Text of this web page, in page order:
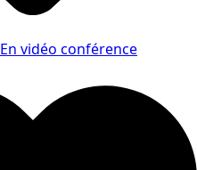
En vidéo conférence